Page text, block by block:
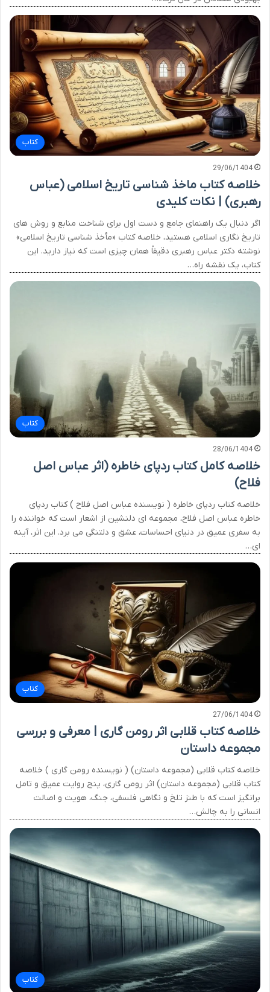
کتاب
29/06/1404
خلاصه کتاب ماخذ شناسی تاریخ اسلامی (عباس
رهبری) | نکات کلیدی
اگر دنبال یک راهنمای جامع و دست اول برای شناخت منابع و روش های
تاریخ نگاری اسلامی هستید، خلاصه کتاب «مأخذ شناسی تاریخ اسلامی»
نوشته دکتر عباس رهبری دقیقاً همان چیزی است که نیاز دارید. این
کتاب، یک نقشه راه…
کتاب
28/06/1404
خلاصه کامل کتاب ردپای خاطره (اثر عباس اصل
فلاح)
خلاصه کتاب ردپای خاطره ( نویسنده عباس اصل فلاح ) کتاب ردپای
خاطره عباس اصل فلاح، مجموعه ای دلنشین از اشعار است که خواننده را
به سفری عمیق در دنیای احساسات، عشق و دلتنگی می برد. این اثر، آینه
ای…
کتاب
27/06/1404
خلاصه کتاب قلابی اثر رومن گاری | معرفی و بررسی
مجموعه داستان
خلاصه کتاب قلابی (مجموعه داستان) ( نویسنده رومن گاری ) خلاصه
کتاب قلابی (مجموعه داستان) اثر رومن گاری، پنج روایت عمیق و تامل
برانگیز است که با طنز تلخ و نگاهی فلسفی، جنگ، هویت و اصالت
انسانی را به چالش…
کتاب